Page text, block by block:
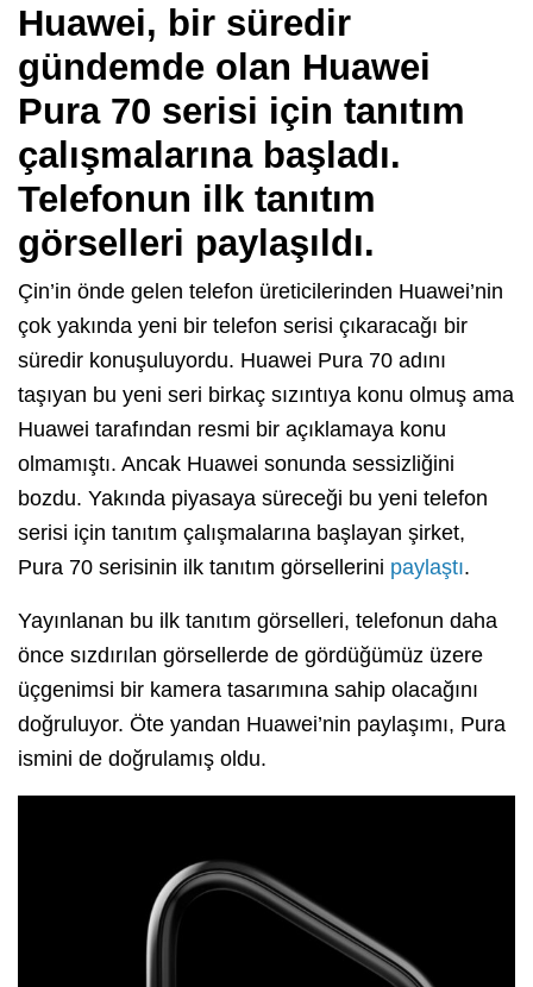
Huawei, bir süredir
gündemde olan Huawei
Pura 70 serisi için tanıtım
çalışmalarına başladı.
Telefonun ilk tanıtım
görselleri paylaşıldı.
Çin’in önde gelen telefon üreticilerinden Huawei’nin
çok yakında yeni bir telefon serisi çıkaracağı bir
süredir konuşuluyordu. Huawei Pura 70 adını
taşıyan bu yeni seri birkaç sızıntıya konu olmuş ama
Huawei tarafından resmi bir açıklamaya konu
olmamıştı. Ancak Huawei sonunda sessizliğini
bozdu. Yakında piyasaya süreceği bu yeni telefon
serisi için tanıtım çalışmalarına başlayan şirket,
Pura 70 serisinin ilk tanıtım görsellerini paylaştı.
Yayınlanan bu ilk tanıtım görselleri, telefonun daha
önce sızdırılan görsellerde de gördüğümüz üzere
üçgenimsi bir kamera tasarımına sahip olacağını
doğruluyor. Öte yandan Huawei’nin paylaşımı, Pura
ismini de doğrulamış oldu.